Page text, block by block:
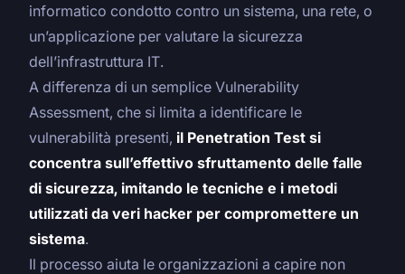
informatico condotto contro un sistema, una rete, o
un’applicazione per valutare la sicurezza
dell’infrastruttura IT.
A differenza di un semplice Vulnerability
Assessment, che si limita a identificare le
vulnerabilità presenti, il Penetration Test si
concentra sull’effettivo sfruttamento delle falle
di sicurezza, imitando le tecniche e i metodi
utilizzati da veri hacker per compromettere un
sistema.
Il processo aiuta le organizzazioni a capire non